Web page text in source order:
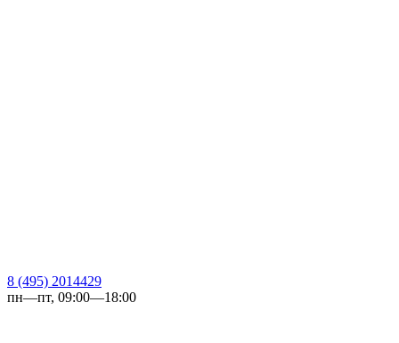
8 (495) 2014429
пн—пт, 09:00—18:00